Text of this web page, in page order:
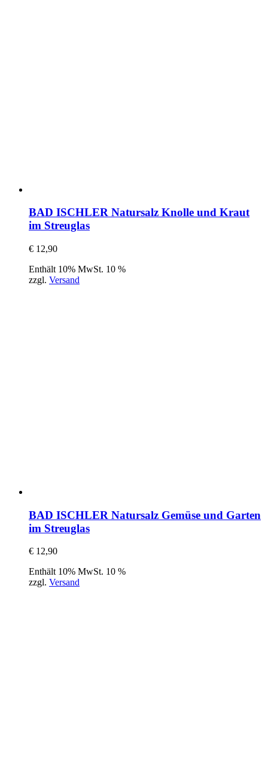
BAD ISCHLER Natursalz Knolle und Kraut
im Streuglas
€ 12,90
Enthält 10% MwSt. 10 %
zzgl. Versand
BAD ISCHLER Natursalz Gemüse und Garten
im Streuglas
€ 12,90
Enthält 10% MwSt. 10 %
zzgl. Versand